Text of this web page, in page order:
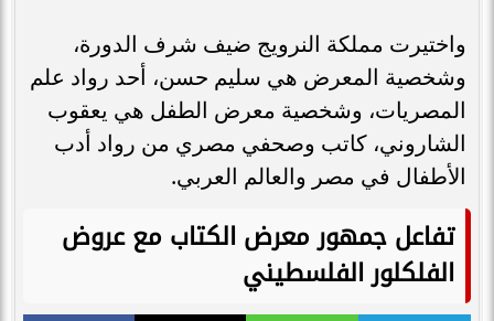
واختيرت مملكة النرويج ضيف شرف الدورة،
وشخصية المعرض هي سليم حسن، أحد رواد علم
المصريات، وشخصية معرض الطفل هي يعقوب
الشاروني، كاتب وصحفي مصري من رواد أدب
الأطفال في مصر والعالم العربي.
تفاعل جمهور معرض الكتاب مع عروض
الفلكلور الفلسطيني